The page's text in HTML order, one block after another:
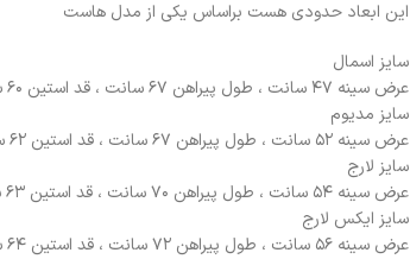
این ابعاد حدودی هست براساس یکی از مدل هاست
سایز اسمال
عرض سینه ۴۷ سانت ، طول پیراهن ۶۷ سانت ، قد استین ۶۰ سانت ، قد شلوار ۹۶ سانت
سایز مدیوم
عرض سینه ۵۲ سانت ، طول پیراهن ۶۷ سانت ، قد استین ۶۲ سانت ، قد شلوار ۹۷ سانت
سایز لارج
عرض سینه ۵۴ سانت ، طول پیراهن ۷۰ سانت ، قد استین ۶۳ سانت ، قد شلوار ۹۸ سانت
سایز ایکس لارج
عرض سینه ۵۶ سانت ، طول پیراهن ۷۲ سانت ، قد استین ۶۴ سانت ، قد شلوار ۱۰۰ سانت